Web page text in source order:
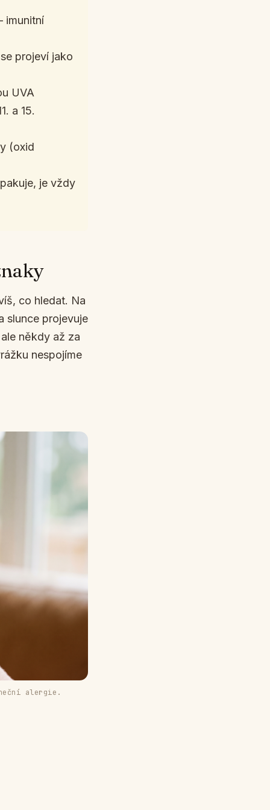
imunitní
projeví jako
UVA
a 15.
(oxid
je vždy
co hledat. Na
slunce projevuje
někdy až za
nespojíme
alergie.